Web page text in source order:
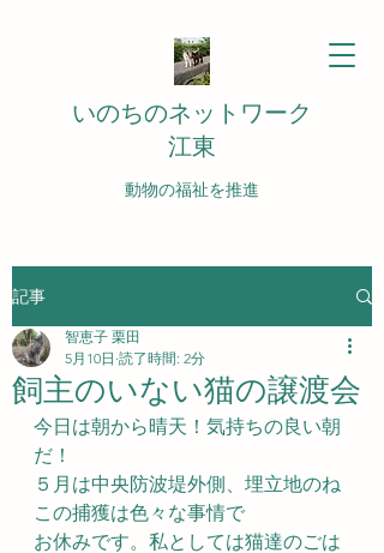
いのちのネットワーク
江東
動物の福祉を推進
記事
飼主のいない猫の譲渡会
智恵子 栗田
5月10日 読了時間: 2分
今日は朝から晴天！気持ちの良い朝
だ！
５月は中央防波堤外側、埋立地のね
この捕獲は色々な事情で
お休みです。私としては猫達のごは